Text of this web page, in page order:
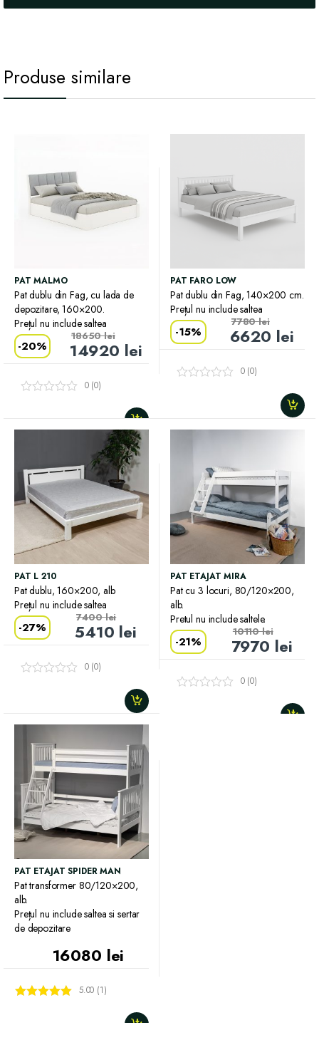
Produse similare
PAT MALMO
Pat dublu din Fag, cu lada de
depozitare, 160×200.
Prețul nu include saltea
-20% 14920 lei
18650lei
0 (0)
PAT FARO LOW
Pat dublu din Fag, 140×200 cm.
Prețul nu include saltea
-15% 6620 lei
7780lei
0 (0)
PAT L 210
Pat dublu, 160×200, alb
Prețul nu include saltea
-27% 5410 lei
7400lei
0 (0)
PAT ETAJAT MIRA
Pat cu 3 locuri, 80/120×200,
alb.
Pretul nu include saltele.
-21% 7970 lei
10110lei
0 (0)
PAT ETAJAT SPIDER MAN
Pat transformer 80/120×200,
alb.
Prețul nu include saltea si sertar
de depozitare
16080 lei
5.00 (1)